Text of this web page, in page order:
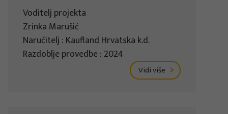
Voditelj projekta
Zrinka Marušić
Naručitelj : Kaufland Hrvatska k.d.
Razdoblje provedbe : 2024
Vidi više